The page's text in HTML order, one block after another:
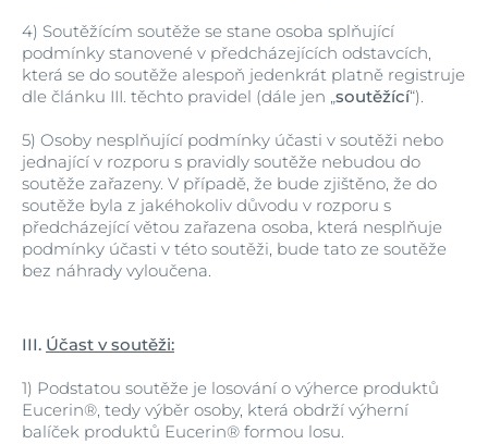
4) Soutěžícím soutěže se stane osoba splňující
podmínky stanovené v předcházejících odstavcích,
která se do soutěže alespoň jedenkrát platně registruje
dle článku III. těchto pravidel (dále jen „soutěžící“).
5) Osoby nesplňující podmínky účasti v soutěži nebo
jednající v rozporu s pravidly soutěže nebudou do
soutěže zařazeny. V případě, že bude zjištěno, že do
soutěže byla z jakéhokoliv důvodu v rozporu s
předcházející větou zařazena osoba, která nesplňuje
podmínky účasti v této soutěži, bude tato ze soutěže
bez náhrady vyloučena.
III. Účast v soutěži:
1) Podstatou soutěže je losování o výherce produktů
Eucerin®, tedy výběr osoby, která obdrží výherní
balíček produktů Eucerin® formou losu.